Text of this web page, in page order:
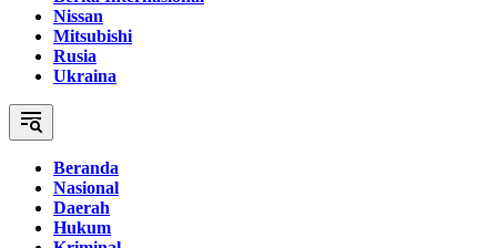
Nissan
Mitsubishi
Rusia
Ukraina
Beranda
Nasional
Daerah
Hukum